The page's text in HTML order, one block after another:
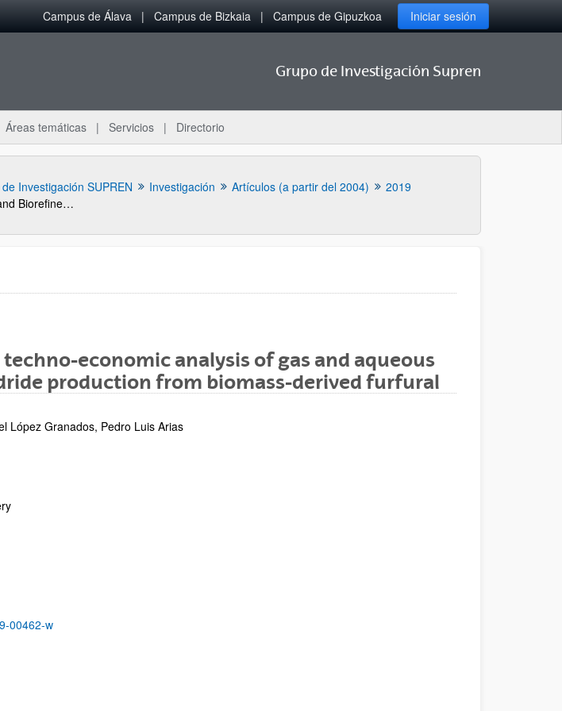
Campus de Álava Campus de Bizkaia Campus de Gipuzkoa Iniciar sesión
Grupo de Investigación Supren
Áreas temáticas Servicios Directorio
Investigación SUPREN Investigación Artículos (a partir del 2004)
2019
Artículo: Biomass conversion and Biorefinery. Agirre 2019
techno-economic analysis of gas and aqueous
production from biomass-derived furfural
López Granados, Pedro Luis Arias
00462-w